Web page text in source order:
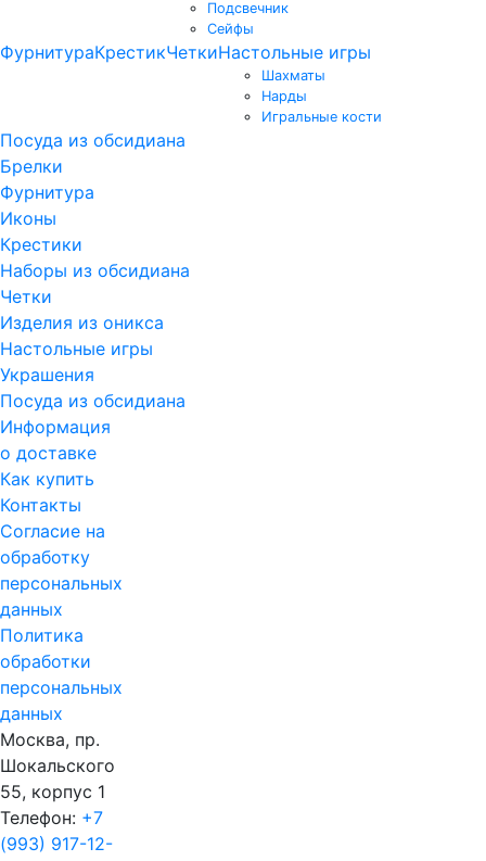
Подсвечник
Сейфы
ФурнитураКрестикЧеткиНастольные игры
Шахматы
Нарды
Игральные кости
Посуда из обсидиана
Брелки
Фурнитура
Иконы
Крестики
Наборы из обсидиана
Четки
Изделия из оникса
Настольные игры
Украшения
Посуда из обсидиана
Информация
о доставке
Как купить
Контакты
Согласие на
обработку
персональных
данных
Политика
обработки
персональных
данных
Москва, пр.
Шокальского
55, корпус 1
Телефон: +7
(993) 917-12-